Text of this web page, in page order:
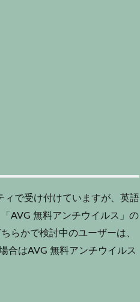
ィで受け付けていますが、英語
AVG 無料アンチウイルス」の
らかで検討中のユーザーは、
合はAVG 無料アンチウイルス